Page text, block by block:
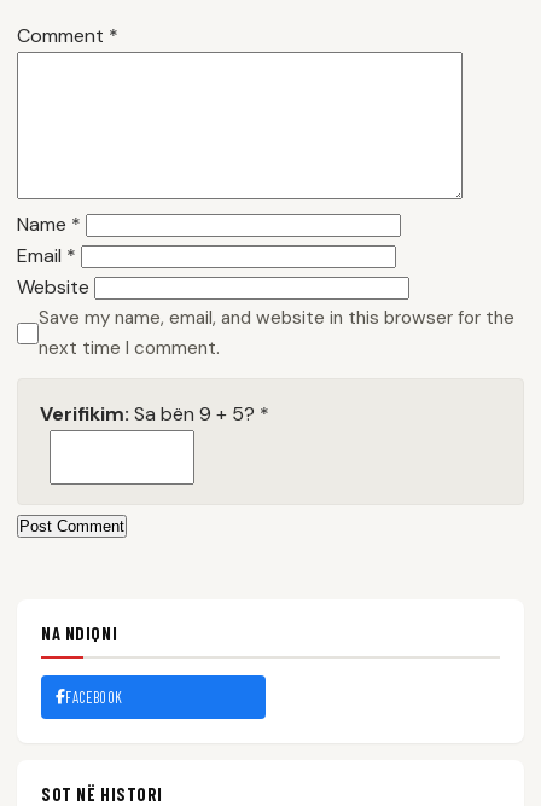
Comment *
Name *
Email *
Website
Save my name, email, and website in this browser for the
next time I comment.
Verifikim: Sa bën 9 + 5? *
Post Comment
NA NDIQNI
FACEBOOK
SOT NË HISTORI